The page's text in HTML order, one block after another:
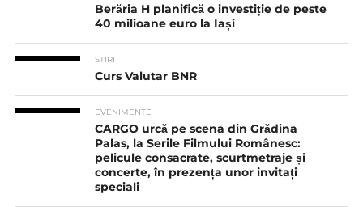
Berăria H planifică o investiție de peste
40 milioane euro la Iași
STIRI
Curs Valutar BNR
EVENIMENTE
CARGO urcă pe scena din Grădina
Palas, la Serile Filmului Românesc:
pelicule consacrate, scurtmetraje și
concerte, în prezența unor invitați
speciali